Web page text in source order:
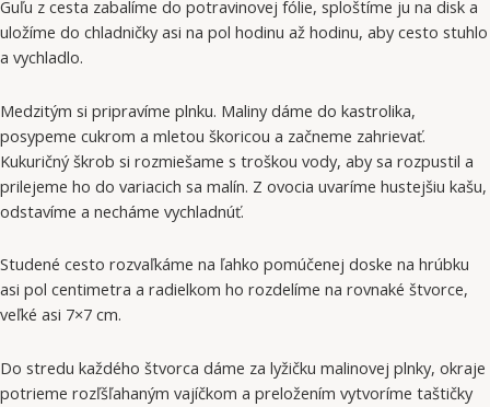
Guľu z cesta zabalíme do potravinovej fólie, sploštíme ju na disk a
uložíme do chladničky asi na pol hodinu až hodinu, aby cesto stuhlo
a vychladlo.
Medzitým si pripravíme plnku. Maliny dáme do kastrolika,
posypeme cukrom a mletou škoricou a začneme zahrievať.
Kukuričný škrob si rozmiešame s troškou vody, aby sa rozpustil a
prilejeme ho do variacich sa malín. Z ovocia uvaríme hustejšiu kašu,
odstavíme a necháme vychladnúť.
Studené cesto rozvaľkáme na ľahko pomúčenej doske na hrúbku
asi pol centimetra a radielkom ho rozdelíme na rovnaké štvorce,
veľké asi 7×7 cm.
Do stredu každého štvorca dáme za lyžičku malinovej plnky, okraje
potrieme rozľšľahaným vajíčkom a preložením vytvoríme taštičky